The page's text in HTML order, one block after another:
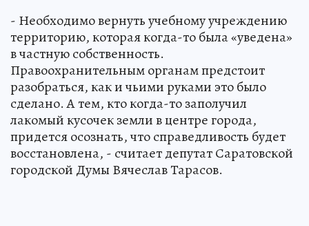
- Необходимо вернуть учебному учреждению
территорию, которая когда-то была «уведена»
в частную собственность.
Правоохранительным органам предстоит
разобраться, как и чьими руками это было
сделано. А тем, кто когда-то заполучил
лакомый кусочек земли в центре города,
придется осознать, что справедливость будет
восстановлена, - считает депутат Саратовской
городской Думы Вячеслав Тарасов.